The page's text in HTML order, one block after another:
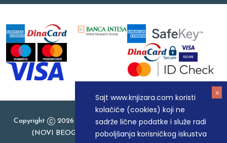
Sajt www.knjizara.com koristi
kolačiće (cookies) koji ne
sadrže lične podatke i služe radi
poboljšanja korisničkog iskustva
Copyright
2026 Knjizara.com - MAKART DOO BEOGRAD
(NOVI BEOGRAD), PIB: 105184104, MB: 20337524